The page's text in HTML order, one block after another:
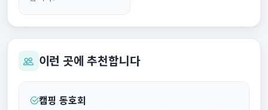
이런 곳에 추천합니다
캠핑 동호회